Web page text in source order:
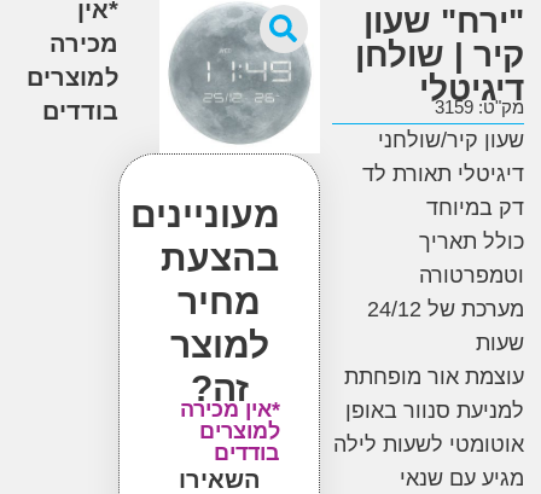
שעון
| שולחן
שולחני
תאורת לד
מערכת של 24/12
אור מופחתת
סנוור באופן
לשעות לילה
עם שנאי
מעוניינים
בהצעת
מחיר
למוצר
*אין מכירה
למוצרים
בודדים
השאירו
מכירה
למוצרים
בודדים